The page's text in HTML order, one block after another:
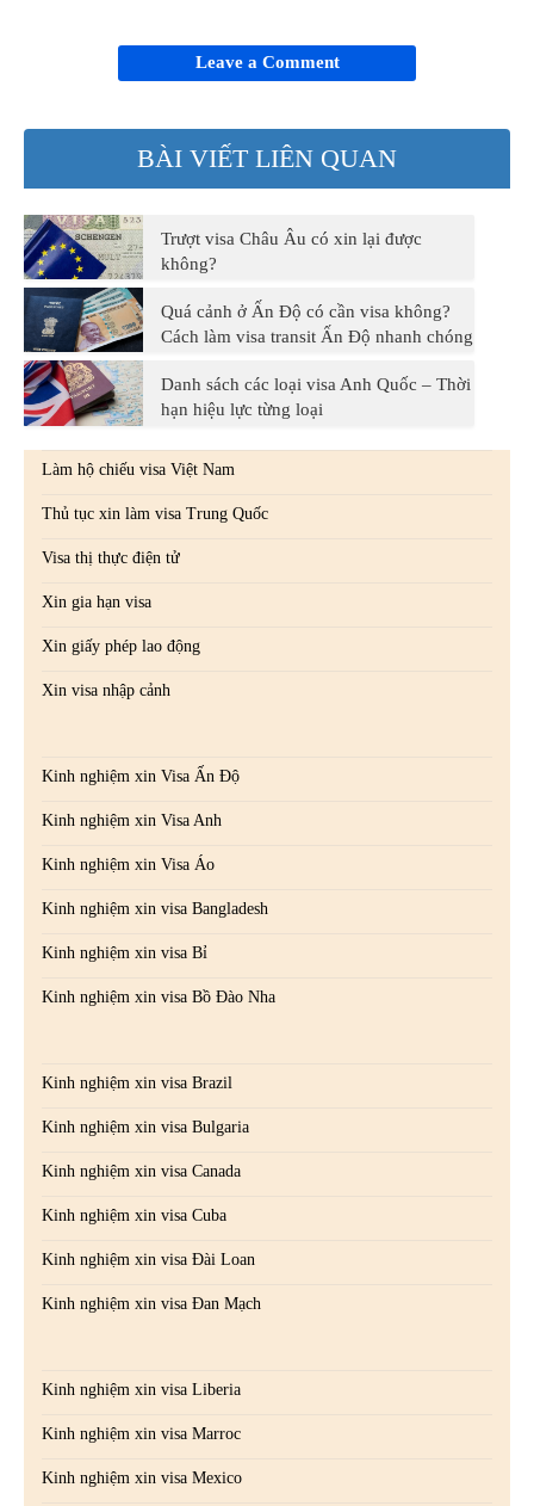
Leave a Comment
BÀI VIẾT LIÊN QUAN
Trượt visa Châu Âu có xin lại được
không?
Quá cảnh ở Ấn Độ có cần visa không?
Cách làm visa transit Ấn Độ nhanh chóng
Danh sách các loại visa Anh Quốc – Thời
hạn hiệu lực từng loại
Làm hộ chiếu visa Việt Nam
Thủ tục xin làm visa Trung Quốc
Visa thị thực điện tử
Xin gia hạn visa
Xin giấy phép lao động
Xin visa nhập cảnh
Kinh nghiệm xin Visa Ấn Độ
Kinh nghiệm xin Visa Anh
Kinh nghiệm xin Visa Áo
Kinh nghiệm xin visa Bangladesh
Kinh nghiệm xin visa Bỉ
Kinh nghiệm xin visa Bồ Đào Nha
Kinh nghiệm xin visa Brazil
Kinh nghiệm xin visa Bulgaria
Kinh nghiệm xin visa Canada
Kinh nghiệm xin visa Cuba
Kinh nghiệm xin visa Đài Loan
Kinh nghiệm xin visa Đan Mạch
Kinh nghiệm xin visa Liberia
Kinh nghiệm xin visa Marroc
Kinh nghiệm xin visa Mexico